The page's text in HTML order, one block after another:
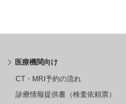
医療機関向け
CT・MRI予約の流れ
診療情報提供書（検査依頼票）